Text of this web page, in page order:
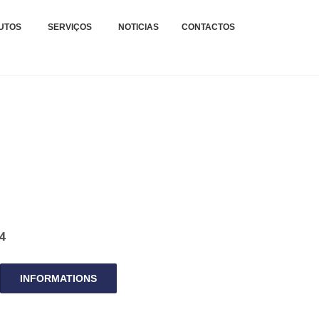
E REPARAÇÕES
SERVIÇOS NOTICIAS CONTACTOS
INFORMATIONS